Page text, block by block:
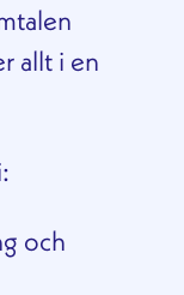
allt i en
och